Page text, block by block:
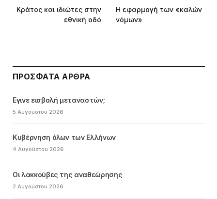
Κράτος και ιδιώτες στην
εθνική οδό
Η εφαρμογή των «καλών
νόμων»
ΠΡΌΣΦΑΤΑ ΆΡΘΡΑ
Εγινε εισβολή μεταναστών;
5 Αυγούστου 2026
Κυβέρνηση όλων των Ελλήνων
4 Αυγούστου 2026
Οι λακκούβες της αναθεώρησης
2 Αυγούστου 2026